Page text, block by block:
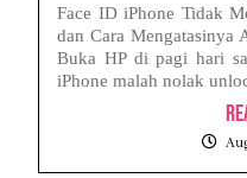
Face ID iPhone Tidak
dan Cara Mengatasinya
Buka HP di pagi hari
iPhone malah nolak